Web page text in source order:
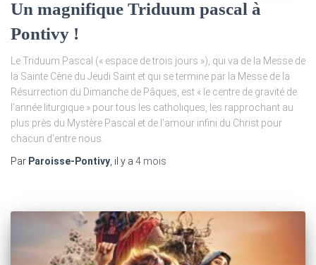
Un magnifique Triduum pascal à
Pontivy !
Le Triduum Pascal (« espace de trois jours »), qui va de la Messe de
la Sainte Cène du Jeudi Saint et qui se termine par la Messe de la
Résurrection du Dimanche de Pâques, est « le centre de gravité de
l’année liturgique » pour tous les catholiques, les rapprochant au
plus près du Mystère Pascal et de l’amour infini du Christ pour
chacun d’entre nous.
Par Paroisse-Pontivy, il y a 4 mois